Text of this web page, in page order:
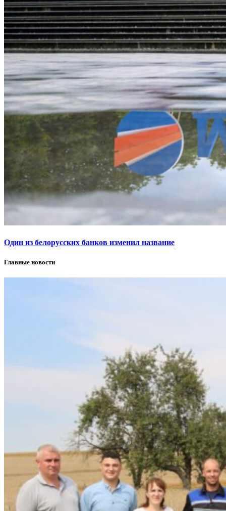
Один из белорусских банков изменил название
Главные новости